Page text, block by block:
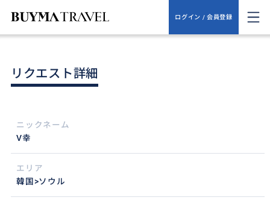
ログイン / 会員登録
リクエスト詳細
ニックネーム
V幸
エリア
韓国>ソウル